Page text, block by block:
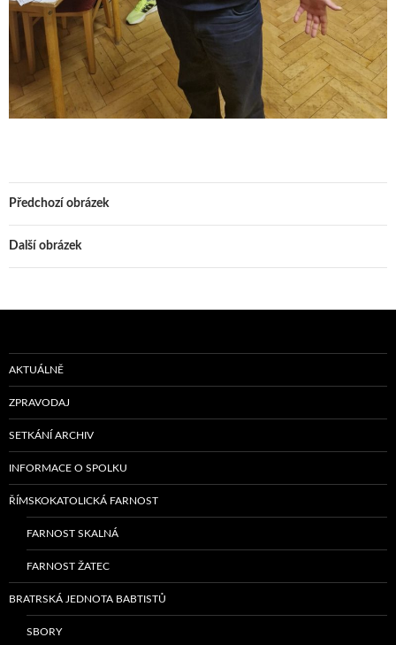
Předchozí obrázek
Další obrázek
AKTUÁLNĚ
ZPRAVODAJ
SETKÁNÍ ARCHIV
INFORMACE O SPOLKU
ŘÍMSKOKATOLICKÁ FARNOST
FARNOST SKALNÁ
FARNOST ŽATEC
BRATRSKÁ JEDNOTA BABTISTŮ
SBORY